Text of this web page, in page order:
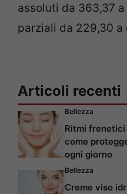
assoluti da 363,37
parziali da 229,30 a
Articoli recenti
Bellezza
Ritmi frenetici
come
ogni giorno
Bellezza
Creme viso